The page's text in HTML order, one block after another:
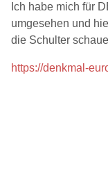
Ich habe mich für
umgesehen und
die Schulter
https://denkmal-